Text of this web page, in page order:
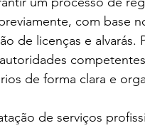
com base
de licenças e alvarás.
de forma clara e
de serviços